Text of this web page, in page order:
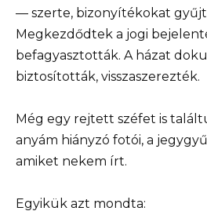
— szerte, bizonyítékokat
Megkezdődtek a jogi
befagyasztották. A házat
biztosították, visszaszerezték.
Még egy rejtett széfet is
anyám hiányzó fotói, a
amiket nekem írt.
Egyikük azt mondta: